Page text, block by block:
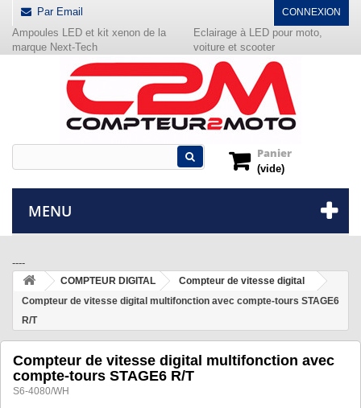
CONNEXION
Par Email
Ampoules LED et kit xenon de la
marque Next-Tech
Eclairage à LED pour moto,
voiture et scooter
Panier
(vide)
MENU
----
COMPTEUR DIGITAL
Compteur de vitesse digital
Compteur de vitesse digital multifonction avec compte-tours STAGE6
R/T
Compteur de vitesse digital multifonction avec
compte-tours STAGE6 R/T
S6-4080/WH